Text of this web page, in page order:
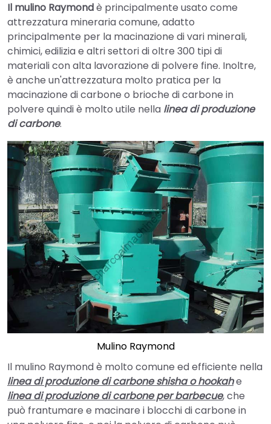
Il mulino Raymondè principalmente usato come
attrezzatura mineraria comune, adatto
principalmente per la macinazione di vari minerali,
chimici, edilizia e altri settori di oltre 300 tipi di
materiali con alta lavorazione di polvere fine. Inoltre,
è anche un'attrezzatura molto pratica per la
macinazione di carbone o brioche di carbone in
polvere quindi è molto utile nella linea di produzione
di carbone.
Mulino Raymond
Il mulino Raymond è molto comune ed efficiente nella
linea di produzione di carbone shisha o hookahe
linea di produzione di carbone per barbecue, che
può frantumare e macinare i blocchi di carbone in